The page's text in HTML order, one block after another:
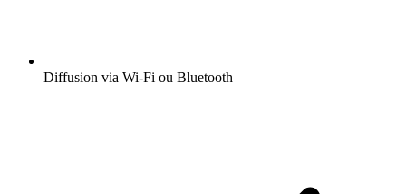
Diffusion via Wi-Fi ou Bluetooth